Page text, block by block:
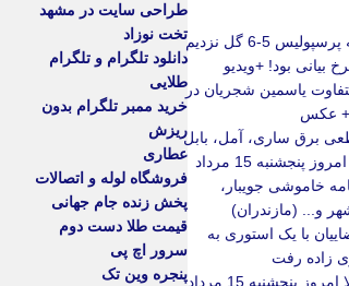
این که به پرسپولیس 5-6 گل نزدیم
بیانی بود! +ویدیو
یاسمین شجریان در
عکس
برق ساری، آمل، بابل
و قائمشهر امروز پنجشنبه 15 مرداد
خاموشی جویبار،
و... (مازندران)
با یک استوری به
زاده رفت
قیمت طلا امروز پنجشنبه 15 مرداد
طراحی سایت در مشهد
تخت نوزاد
دانلود تلگرام و تلگرام
طلایی
خرید ممبر تلگرام بدون
ریزش
عطاری
فروشگاه لوله و اتصالات
پخش زنده جام جهانی
قیمت طلا دست دوم
سرور اچ پی
پنجره وین تک